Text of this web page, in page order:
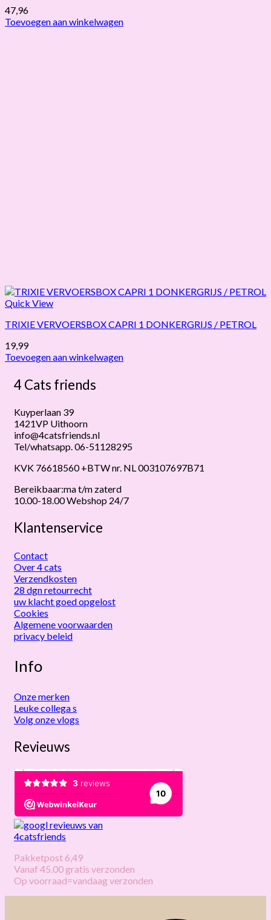
47,96
Toevoegen aan winkelwagen
Quick View
TRIXIE VERVOERSBOX CAPRI 1 DONKERGRIJS / PETROL
19,99
Toevoegen aan winkelwagen
4 Cats friends
Kuyperlaan 39
1421VP Uithoorn
info@4catsfriends.nl
Tel/whatsapp. 06-51128295
KVK 76618560 +BTW nr. NL 003107697B71
Bereikbaar:ma t/m zaterd
10.00-18.00 Webshop 24/7
Klantenservice
Contact
Over 4 cats
Verzendkosten
28 dgn retourrecht
uw klacht goed opgelost
Cookies
Algemene voorwaarden
privacy beleid
Info
Onze merken
Leuke collega s
Volg onze vlogs
Revieuws
Pakketpost 6,49
Vanaf 45.00 gratis verzonden
Op voorraad=vandaag verzonden